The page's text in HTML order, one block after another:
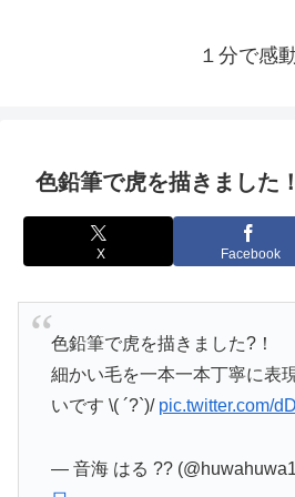
１分で感
色鉛筆で虎を描きました！
X Facebook
色鉛筆で虎を描きました?！
細かい毛を一本一本丁寧に表
いです \( ´?`)/ pic.twitter.com/
— 音海 はる ??